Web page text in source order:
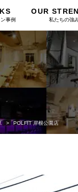
事例
OUR
私たちの強
POLFIT 岸根公園店